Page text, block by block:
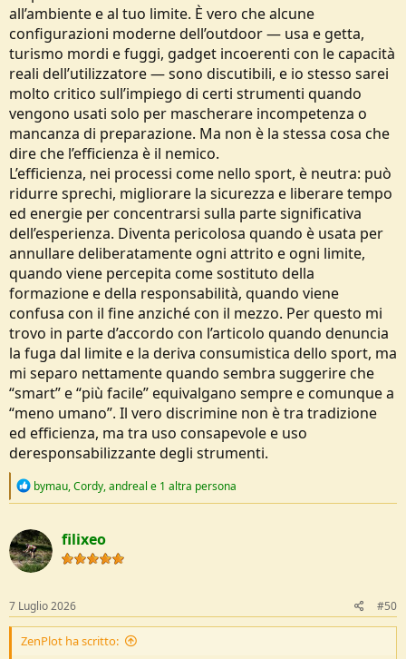
all’ambiente e al tuo limite. È vero che alcune
configurazioni moderne dell’outdoor — usa e getta,
turismo mordi e fuggi, gadget incoerenti con le capacità
reali dell’utilizzatore — sono discutibili, e io stesso sarei
molto critico sull’impiego di certi strumenti quando
vengono usati solo per mascherare incompetenza o
mancanza di preparazione. Ma non è la stessa cosa che
dire che l’efficienza è il nemico.
L’efficienza, nei processi come nello sport, è neutra: può
ridurre sprechi, migliorare la sicurezza e liberare tempo
ed energie per concentrarsi sulla parte significativa
dell’esperienza. Diventa pericolosa quando è usata per
annullare deliberatamente ogni attrito e ogni limite,
quando viene percepita come sostituto della
formazione e della responsabilità, quando viene
confusa con il fine anziché con il mezzo. Per questo mi
trovo in parte d’accordo con l’articolo quando denuncia
la fuga dal limite e la deriva consumistica dello sport, ma
mi separo nettamente quando sembra suggerire che
“smart” e “più facile” equivalgano sempre e comunque a
“meno umano”. Il vero discrimine non è tra tradizione
ed efficienza, ma tra uso consapevole e uso
deresponsabilizzante degli strumenti.
R
c
t
i
o
s
:
bymau,Cordy,andreal e 1 altra persona
filixeo
7 Luglio 2026 #50
ZenPlot ha scritto: